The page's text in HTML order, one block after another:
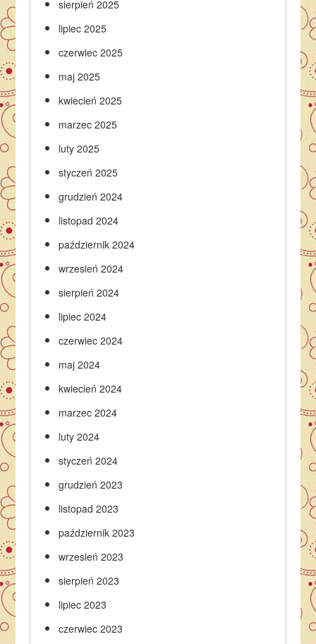
sierpień 2025
lipiec 2025
czerwiec 2025
maj 2025
kwiecień 2025
marzec 2025
luty 2025
styczeń 2025
grudzień 2024
listopad 2024
październik 2024
wrzesień 2024
sierpień 2024
lipiec 2024
czerwiec 2024
maj 2024
kwiecień 2024
marzec 2024
luty 2024
styczeń 2024
grudzień 2023
listopad 2023
październik 2023
wrzesień 2023
sierpień 2023
lipiec 2023
czerwiec 2023